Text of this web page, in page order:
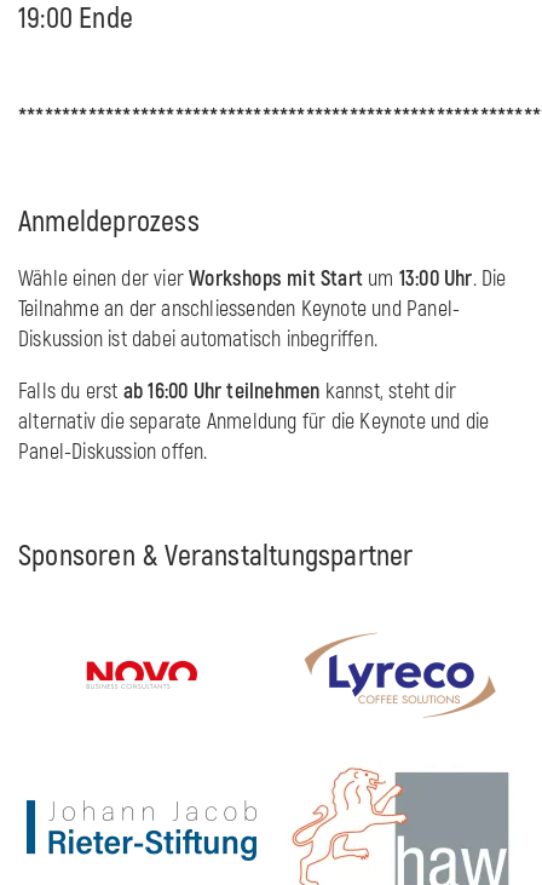
19:00 Ende
Anmeldeprozess
Wähle einen der vierWorkshops mit Start um 13:00 Uhr. Die
Teilnahme an der anschliessenden Keynote und Panel-
Diskussion ist dabei automatisch inbegriffen.
Falls du erst ab 16:00 Uhr teilnehmen kannst, steht dir
alternativ die separate Anmeldung für die Keynote und die
Panel-Diskussion offen.
Sponsoren & Veranstaltungspartner